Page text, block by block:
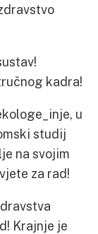
kadra!
u
studij
na svojim
za rad!
Krajnje je